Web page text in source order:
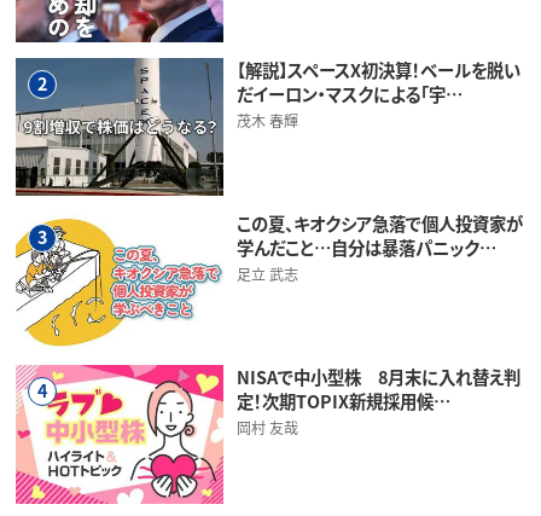
2
【解説】スペースX初決算！ベールを脱い
だイーロン・マスクによる「宇…
茂木 春輝
3
この夏、キオクシア急落で個人投資家が
学んだこと…自分は暴落パニック…
足立 武志
4
NISAで中小型株 8月末に入れ替え判
定！次期TOPIX新規採用候…
岡村 友哉